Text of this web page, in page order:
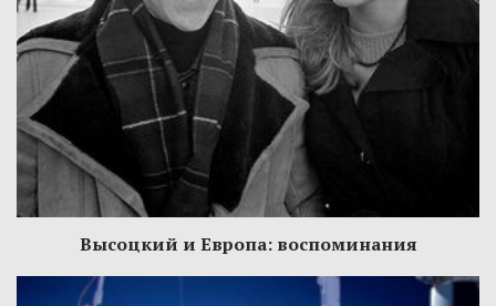
Высоцкий и Европа: воспоминания